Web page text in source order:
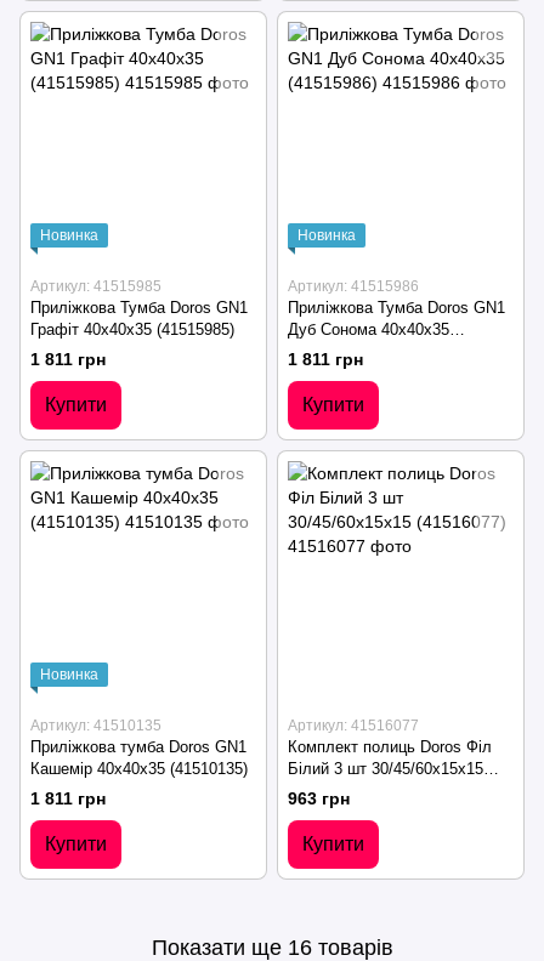
Новинка
Артикул: 41515985
Приліжкова Тумба Doros GN1
Графіт 40х40х35 (41515985)
1 811 грн
Купити
Новинка
Артикул: 41515986
Приліжкова Тумба Doros GN1
Дуб Сонома 40х40х35
(41515986)
1 811 грн
Купити
Новинка
Артикул: 41510135
Приліжкова тумба Doros GN1
Кашемір 40х40х35 (41510135)
1 811 грн
Купити
Артикул: 41516077
Комплект полиць Doros Філ
Білий 3 шт 30/45/60х15х15
(41516077)
963 грн
Купити
Показати ще 16 товарів